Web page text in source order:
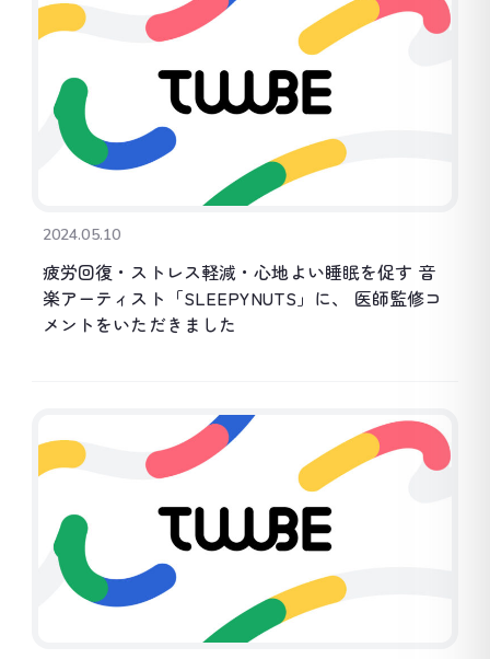
2024.05.10
疲労回復・ストレス軽減・心地よい睡眠を促す 音
楽アーティスト「SLEEPYNUTS」に、 医師監修コ
メントをいただきました